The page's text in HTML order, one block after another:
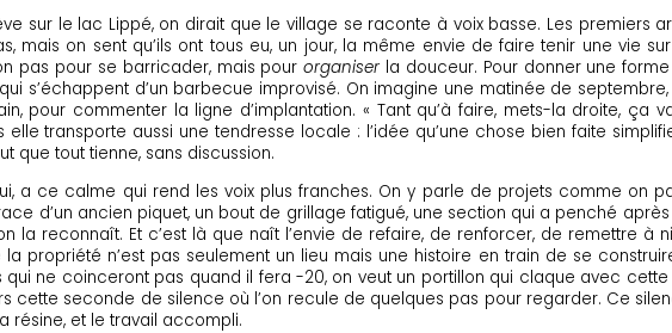
sur le lac Lippé, on dirait que le village se raconte à voix basse. Les premiers
mais on sent qu’ils ont tous eu, un jour, la même envie de faire tenir une vie
pas pour se barricader, mais pourorganiser la douceur. Pour donner une
s’échappent d’un barbecue improvisé. On imagine une matinée de
pour commenter la ligne d’implantation. « Tant qu’à faire, mets-la droite, ça
elle transporte aussi une tendresse locale : l’idée qu’une chose bien faite
que tout tienne, sans discussion.
a ce calme qui rend les voix plus franches. On y parle de projets comme on
d’un ancien piquet, un bout de grillage fatigué, une section qui a penché
la reconnaît. Et c’est là que naît l’envie de refaire, de renforcer, de remettre à
propriété n’est pas seulement un lieu mais une histoire en train de se
qui ne coinceront pas quand il fera -20, on veut un portillon qui claque avec
cette seconde de silence où l’on recule de quelques pas pour regarder. Ce
résine, et le travail accompli.